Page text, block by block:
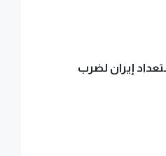
عن استعداد إيران لضرب